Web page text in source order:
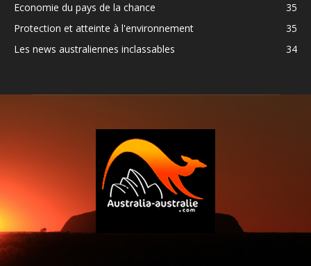
Economie du pays de la chance
35
Protection et atteinte à l'environnement
35
Les news australiennes inclassables
34